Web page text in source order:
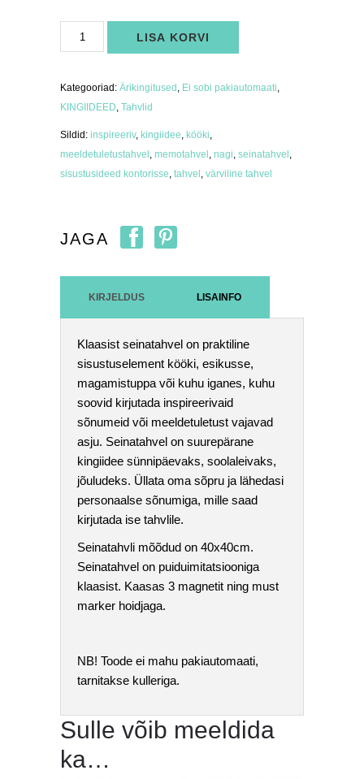
memotahvel
LISA KORVI
Kategooriad: Ärikingitused , Ei sobi pakiautomaati,
KINGIIDEED, Tahvlid
Sildid: inspireeriv, kingiidee, kööki,
meeldetuletustahvel , memotahvel , nagi, seinatahvel ,
sisustusideed kontorisse, tahvel , värviline tahvel
JAGA
KIRJELDUS LISAINFO
Klaasist seinatahvel on praktiline
sisustuselement kööki, esikusse,
magamistuppa või kuhu iganes, kuhu
soovid kirjutada inspireerivaid
sõnumeid või meeldetuletust vajavad
asju. Seinatahvel on suurepärane
kingiidee sünnipäevaks, soolaleivaks,
jõuludeks. Üllata oma sõpru ja lähedasi
personaalse sõnumiga, mille saad
kirjutada ise tahvlile.
Seinatahvli mõõdud on 40x40cm.
Seinatahvel on puiduimitatsiooniga
klaasist. Kaasas 3 magnetit ning must
marker hoidjaga.
NB! Toode ei mahu pakiautomaati,
tarnitakse kulleriga.
Sulle võib meeldida
ka…